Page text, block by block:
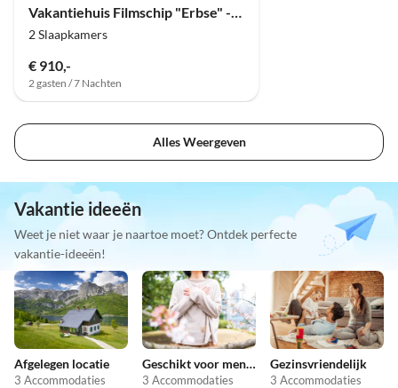
2 Slaapkamers
€ 910,-
2 gasten / 7 Nachten
Alles Weergeven
Vakantie ideeën
Weet je niet waar je naartoe moet? Ontdek perfecte
vakantie-ideeën!
Afgelegen locatie
3 Accommodaties
Geschikt voor mensen met allergieën
3 Accommodaties
Gezinsvriendelijk
3 Accommodaties